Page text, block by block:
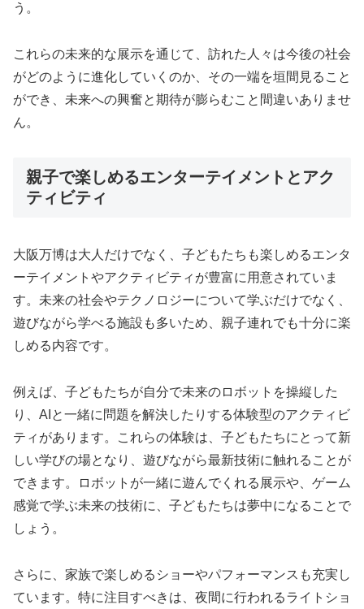
う。
これらの未来的な展示を通じて、訪れた人々は今後の社会
がどのように進化していくのか、その一端を垣間見ること
ができ、未来への興奮と期待が膨らむこと間違いありませ
ん。
親子で楽しめるエンターテイメントとアク
ティビティ
大阪万博は大人だけでなく、子どもたちも楽しめるエンタ
ーテイメントやアクティビティが豊富に用意されていま
す。未来の社会やテクノロジーについて学ぶだけでなく、
遊びながら学べる施設も多いため、親子連れでも十分に楽
しめる内容です。
例えば、子どもたちが自分で未来のロボットを操縦した
り、AIと一緒に問題を解決したりする体験型のアクティビ
ティがあります。これらの体験は、子どもたちにとって新
しい学びの場となり、遊びながら最新技術に触れることが
できます。ロボットが一緒に遊んでくれる展示や、ゲーム
感覚で学ぶ未来の技術に、子どもたちは夢中になることで
しょう。
さらに、家族で楽しめるショーやパフォーマンスも充実し
ています。特に注目すべきは、夜間に行われるライトショ